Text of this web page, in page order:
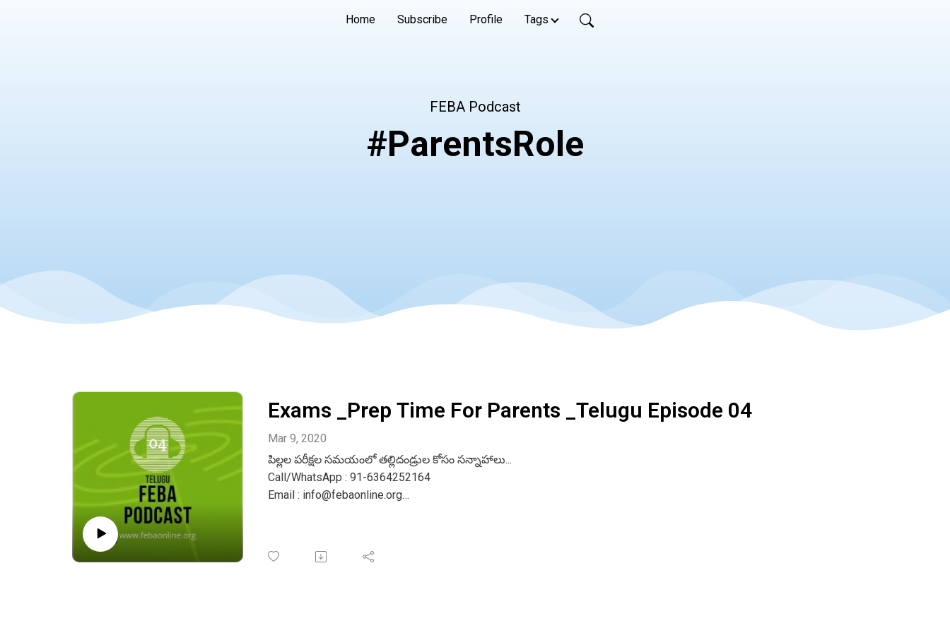
Home Subscribe Profile Tags
FEBA Podcast
#ParentsRole
Exams _Prep Time For Parents _Telugu Episode 04
Mar 9, 2020
పిల్లల పరీక్షల సమయంలో తల్లిదండ్రుల కోసం సన్నాహాలు...
Call/WhatsApp : 91-6364252164
Email : info@febaonline.org